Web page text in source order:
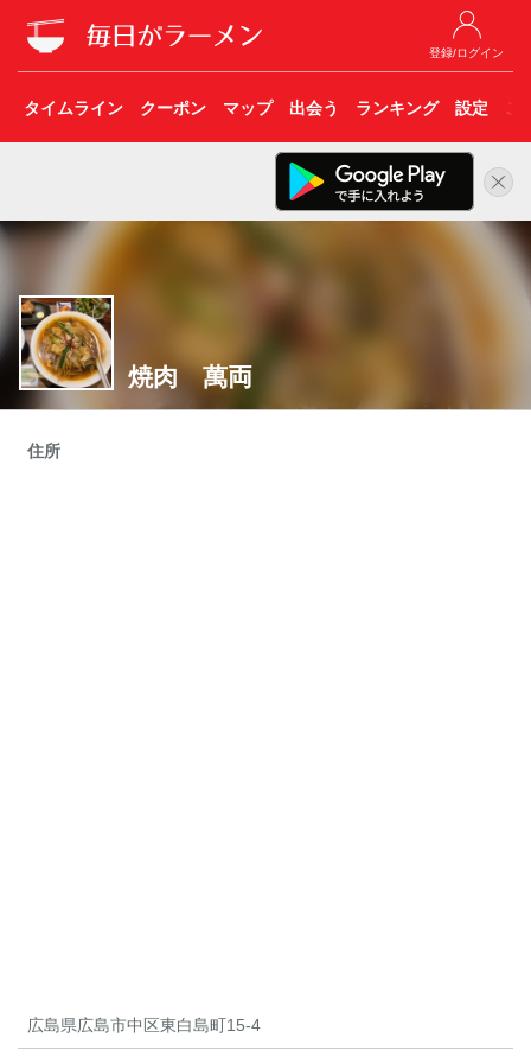
登録/ログイン
タイムライン クーポン マップ 出会う ランキング 設定 こ
焼肉 萬両
住所
広島県広島市中区東白島町15-4